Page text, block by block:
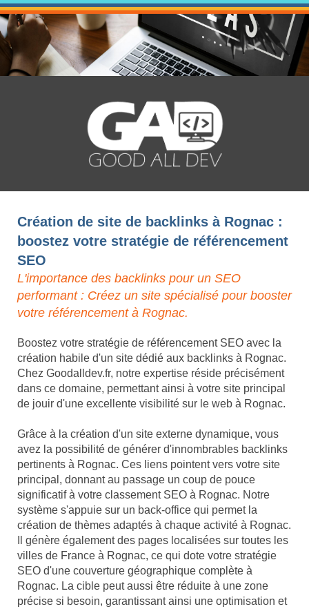
Création de site de backlinks à Rognac :
boostez votre stratégie de référencement
SEO
L'importance des backlinks pour un SEO
performant : Créez un site spécialisé pour booster
votre référencement à Rognac.
Boostez votre stratégie de référencement SEO avec la
création habile d'un site dédié aux backlinks à Rognac.
Chez Goodalldev.fr, notre expertise réside précisément
dans ce domaine, permettant ainsi à votre site principal
de jouir d'une excellente visibilité sur le web à Rognac.
Grâce à la création d'un site externe dynamique, vous
avez la possibilité de générer d'innombrables backlinks
pertinents à Rognac. Ces liens pointent vers votre site
principal, donnant au passage un coup de pouce
significatif à votre classement SEO à Rognac. Notre
système s'appuie sur un back-office qui permet la
création de thèmes adaptés à chaque activité à Rognac.
Il génère également des pages localisées sur toutes les
villes de France à Rognac, ce qui dote votre stratégie
SEO d'une couverture géographique complète à
Rognac. La cible peut aussi être réduite à une zone
précise si besoin, garantissant ainsi une optimisation et